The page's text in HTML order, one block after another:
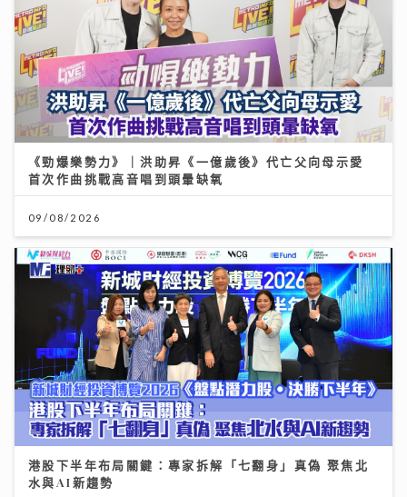
《勁爆樂勢力》｜洪助昇《一億歲後》代亡父向母示愛
首次作曲挑戰高音唱到頭暈缺氧
09/08/2026
港股下半年布局關鍵：專家拆解「七翻身」真偽 聚焦北
水與AI新趨勢